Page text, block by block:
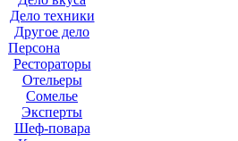
Дело техники
Другое дело
Персона
Рестораторы
Отельеры
Сомелье
Эксперты
Шеф-повара